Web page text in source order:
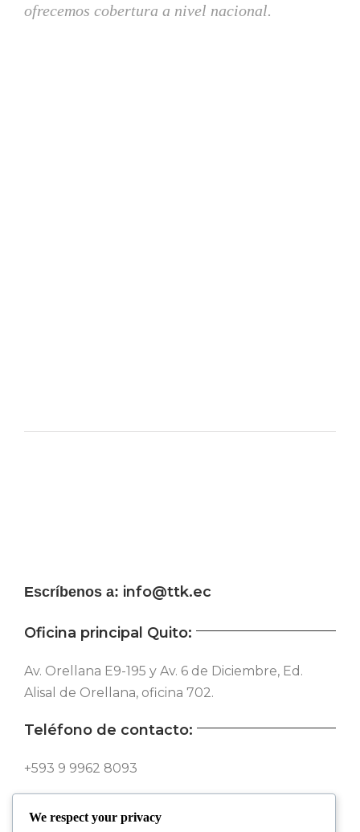
ofrecemos cobertura a nivel nacional.
Escríbenos a: info@ttk.ec
Oficina principal Quito:
Av. Orellana E9-195 y Av. 6 de Diciembre, Ed.
Alisal de Orellana, oficina 702.
Teléfono de contacto:
+593 9 9962 8093
We respect your privacy